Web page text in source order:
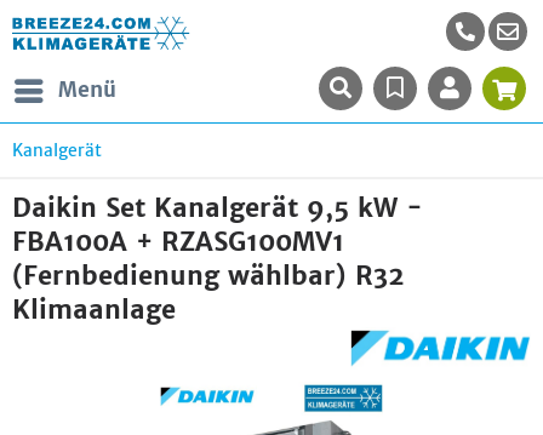
Menü
Kanalgerät
Daikin Set Kanalgerät 9,5 kW -
FBA100A + RZASG100MV1
(Fernbedienung wählbar) R32
Klimaanlage